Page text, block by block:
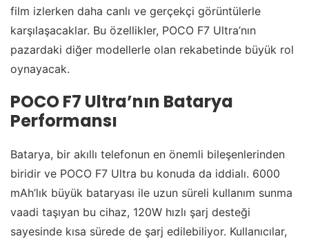
film izlerken daha canlı ve gerçekçi görüntülerle
karşılaşacaklar. Bu özellikler, POCO F7 Ultra’nın
pazardaki diğer modellerle olan rekabetinde büyük rol
oynayacak.
POCO F7 Ultra’nın Batarya
Performansı
Batarya, bir akıllı telefonun en önemli bileşenlerinden
biridir ve POCO F7 Ultra bu konuda da iddialı. 6000
mAh’lık büyük bataryası ile uzun süreli kullanım sunma
vaadi taşıyan bu cihaz, 120W hızlı şarj desteği
sayesinde kısa sürede de şarj edilebiliyor. Kullanıcılar,